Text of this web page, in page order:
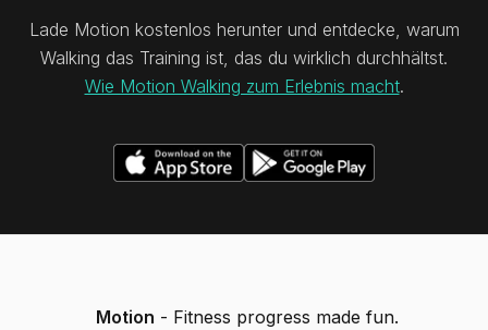
Lade Motion kostenlos herunter und entdecke, warum
Walking das Training ist, das du wirklich durchhältst.
Wie Motion Walking zum Erlebnis macht.
Motion - Fitness progress made fun.